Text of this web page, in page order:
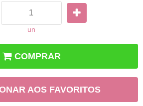
un
COMPRAR
AOS FAVORITOS